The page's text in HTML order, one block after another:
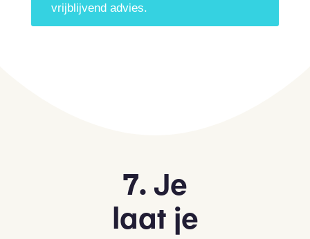
vrijblijvend advies.
7. Je
laat je